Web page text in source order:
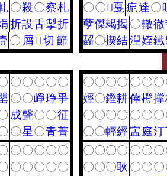
〇殺〇察札
折設舌掣折
〇 屑 𢧵切 節
〇〇〇〇〇
〇〇崢琤爭
成聲〇〇征
〇星〇青菁
〇〇〇〇〇
〇〇〇〇〇
〇〇𤫶戛痆達〇
孽傑朅揭 〇轍徹
齧〇揳結湼姪鐵
〇〇〇〇 〇〇〇
娙〇鏗耕儜橙撑
〇〇〇〇 〇〇〇
〇〇輕經㿾庭汀
〇〇〇〇 〇〇〇
〇〇〇耿 〇〇〇